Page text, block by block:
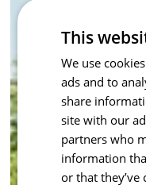
This
We use
ads and to
share
site with our
partners who
information
or that